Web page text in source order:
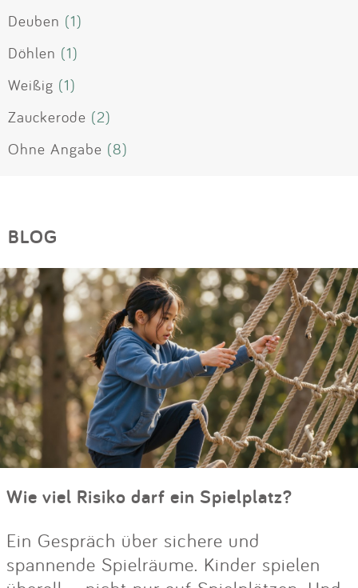
Deuben (1)
Döhlen (1)
Weißig (1)
Zauckerode (2)
Ohne Angabe (8)
BLOG
Wie viel Risiko darf ein Spielplatz?
Ein Gespräch über sichere und
spannende Spielräume. Kinder spielen